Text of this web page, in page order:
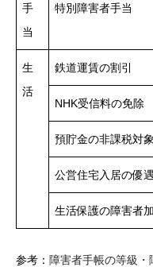
手
当
特別障害者手当
生
活
鉄道運賃の割引
NHK受信料の免除
預貯金の非課税対
公営住宅入居の優遇
生活保護の障害者
参考： 障害者手帳の等級